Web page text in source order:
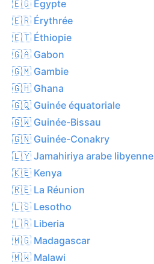
🇪🇬 Égypte
🇪🇷 Érythrée
🇪🇹 Éthiopie
🇬🇦 Gabon
🇬🇲 Gambie
🇬🇭 Ghana
🇬🇶 Guinée équatoriale
🇬🇼 Guinée-Bissau
🇬🇳 Guinée-Conakry
🇱🇾 Jamahiriya arabe libyenne
🇰🇪 Kenya
🇷🇪 La Réunion
🇱🇸 Lesotho
🇱🇷 Liberia
🇲🇬 Madagascar
🇲🇼 Malawi